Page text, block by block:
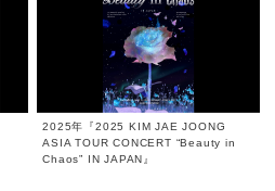
2025年『2025 KIM JAE JOONG
ASIA TOUR CONCERT “Beauty in
Chaos” IN JAPAN』